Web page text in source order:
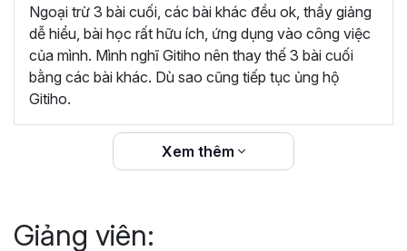
như hàm tính toán theo tháng, tuổi, ngày hết hạn
hợp đồng,...
Hướng dẫn dùng các hàm và công thức nâng cao
nhưSUM, SUMIFS, VLOOKUP, INDEX, và các thủ
thuật hay trong Excel khác với hàm và công thức.
Những thiết lập chế độ làm việc trên Excel như thiết
lập theme, background, in ấn, và các thanh, tiêu đề,
đường kẻ lưới trong Excel.
và gán nội dung văn bản vào hình khối.
Ngoại trừ 3 bài cuối, các bài khác đều ok, thầy giảng
dễ hiểu, bài học rất hữu ích, ứng dụng vào công việc
của mình. Mình nghĩ Gitiho nên thay thế 3 bài cuối
bằng các bài khác. Dù sao cũng tiếp tục ủng hộ
Gitiho.
Xem thêm
Giảng viên: